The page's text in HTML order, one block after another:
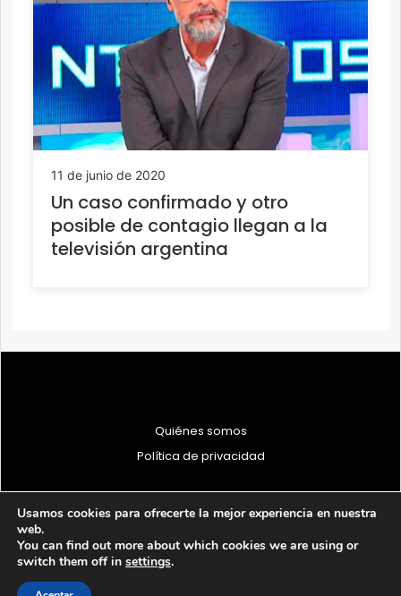
11 de junio de 2020
Un caso confirmado y otro
posible de contagio llegan a la
televisión argentina
Quiénes somos
Política de privacidad
© 1997 - 2026 PRODU - Todos los derechos reservados
Usamos cookies para ofrecerte la mejor experiencia en nuestra
web.
You can find out more about which cookies we are using or
switch them off in settings.